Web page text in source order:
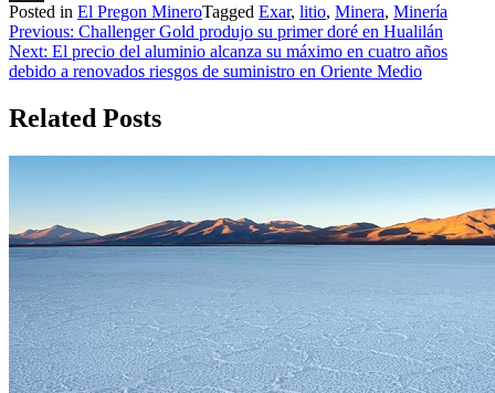
Share
Posted in El Pregon MineroTagged Exar, litio, Minera, Minería
Navegación
de
Previous: Challenger Gold produjo su primer doré en Hualilán
Next: El precio del aluminio alcanza su máximo en cuatro años
debido a renovados riesgos de suministro en Oriente Medio
Related Posts